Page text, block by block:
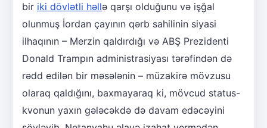
bir iki dövlətli həllə qarşı olduğunu və işğal
olunmuş İordan çayının qərb sahilinin siyasi
ilhaqının – Merzin qaldırdığı və ABŞ Prezidenti
Donald Trampın administrasiyası tərəfindən də
rədd edilən bir məsələnin – müzakirə mövzusu
olaraq qaldığını, baxmayaraq ki, mövcud status-
kvonun yaxın gələcəkdə də davam edəcəyini